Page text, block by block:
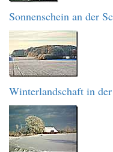
Sonnenschein an der
Winterlandschaft in